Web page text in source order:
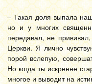
– Такая доля выпала
но и у многих
передавал, не
Церкви. Я лично
порой вслепую,
Но когда ты искренне
многое и выводит на